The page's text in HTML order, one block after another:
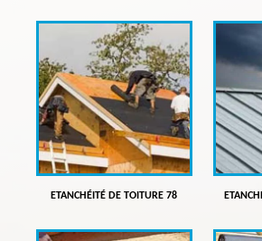
ETANCHÉITÉ DE TOITURE 78